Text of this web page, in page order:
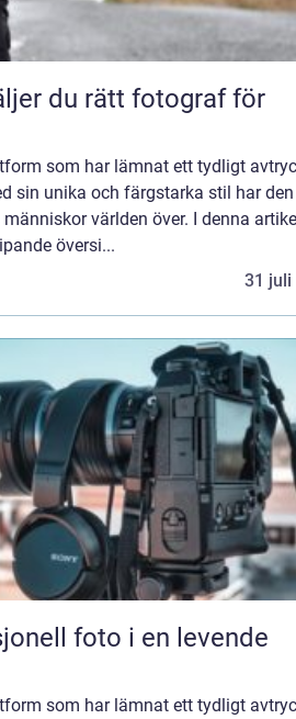
som har lämnat ett tydligt
sin unika och färgstarka stil har den
världen över. I denna
översi...
31 juli
som har lämnat ett tydligt